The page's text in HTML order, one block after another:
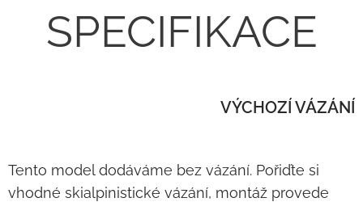
SPECIFIKACE
VÝCHOZÍ VÁZÁNÍ
Tento model dodáváme bez vázání. Pořiďte si
vhodné skialpinistické vázání, montáž provede